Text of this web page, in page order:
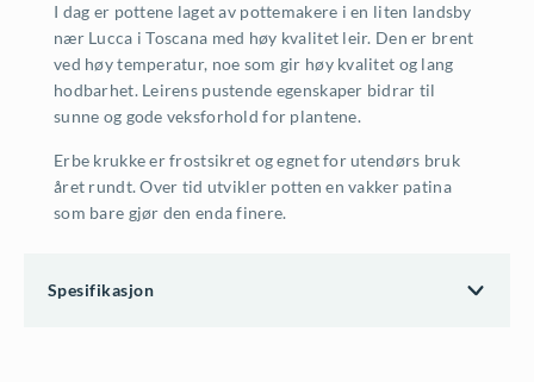
I dag er pottene laget av pottemakere i en liten landsby
nær Lucca i Toscana med høy kvalitet leir. Den er brent
ved høy temperatur, noe som gir høy kvalitet og lang
hodbarhet. Leirens pustende egenskaper bidrar til
sunne og gode veksforhold for plantene.
Erbe krukke er frostsikret og egnet for utendørs bruk
året rundt. Over tid utvikler potten en vakker patina
som bare gjør den enda finere.
Spesifikasjon